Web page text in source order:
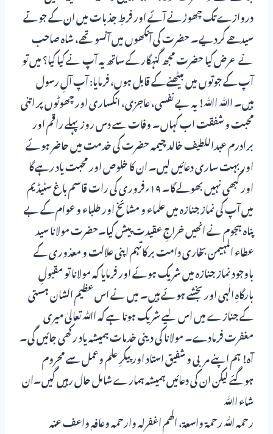
دروازے تک چھوڑنے آئے اور فرطِ جذبات میں ان کے جوتے
سیدھے کردیے۔ حضرت کی آنکھوں میں آنسو تھے، شاہ صاحب
نے عرض کیا حضرت مجھ گنہگار کے ساتھ یہ آپ نے کیا کیا؟ میں تو
آپ کے جوتوں میں بیٹھنے کے قابل ہوں، فرمایا: آپ آلِ رسول
ہیں۔ اﷲ اﷲ! یہ بے نفسی، عاجزی، انکساری اور چھوٹوں پر اتنی
محبت و شفقت اب کہاں۔ وفات سے دس روز پہلے راقم اور
برادرم عبداللطیف خالد چیمہ حضرت کی خدمت میں حاضر ہوئے
اور بہت ساری دعائیں لیں۔ ان کا خلوص اور محبت یاد رہے گا
اور کبھی نہیں بھولے گا۔ ۱۹؍فروری کی رات قاسم باغ سٹیڈیم
میں آپ کی نماز جنازہ میں علماء و مشائخ اور طلباء و عوام کے بے
پناہ ہجوم نے انھیں خراجِ عقیدت پیش کیا۔حضرت مولانا سید
عطاء المہیمن بخاری دامت برکاتہم اپنی علالت و معذوری کے
باوجود نماز جنازہ میں شریک ہوئے اور فرمایا کہ مولانا تو مقبولِ
بارگاہِ الٰہی اور بخشے ہوئے ہیں۔ میں نے اس عظیم الشان ہستی
کے جنازے میں اس لیے شریک ہونا ہے کہ اﷲ تعالیٰ میری
مغفرت فرمادے۔ مولانا کی دینی خدمات ہمیشہ یاد رکھی جائیں گی۔
آہ! ہم اپنے مربی و شفیق استاد اور پیکرِ علم وعمل سے محروم
ہوگئے لیکن ان کی دعائیں ہمیشہ ہمارے شامل حال رہیں گیں۔ان
شاء اﷲ
رحمہ اللّٰہ رحمۃ واسعۃ، الھم اغفرلہ وارحمہ وعافہٖ واعف عنہ